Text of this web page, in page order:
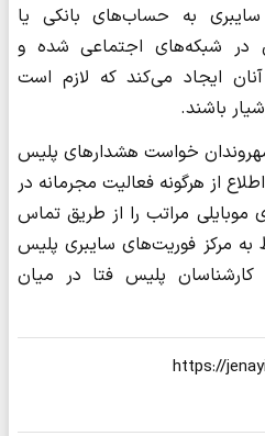
به حساب‌های بانکی یا
در شبکه‌های اجتماعی شده و
ایجاد می‌کند که لازم است
باشند.
خواست هشدار‌های پلیس
از هر‌گونه فعالیت مجرمانه در
مراتب را از طریق تماس
۰۹۶۳۸۰ مربوط به مرکز فوریت‌های سایبری پلیس
کارشناسان پلیس فتا در میان